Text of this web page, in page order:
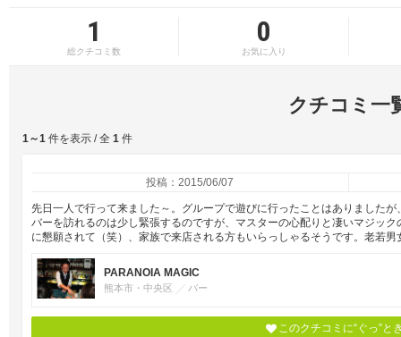
1
総クチコミ数
0
お気に入り
クチコミ一
1～1 件を表示 / 全 1 件
投稿：2015/06/07
先日一人で行って来ました～。グループで遊びに行ったことはありました
バーを訪れるのは少し緊張するのですが、マスターの心配りと凄いマジッ
に懇願されて（笑）、家族で来店される方もいらっしゃるそうです。老若
PARANOIA MAGIC
熊本市・中央区 バー
このクチコミに“ぐっ”と